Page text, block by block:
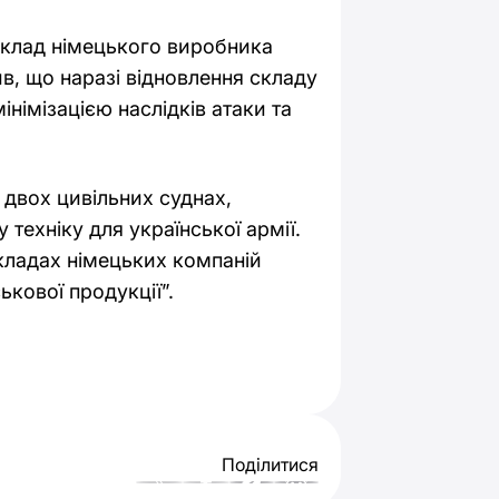
німецького виробника
що наразі відновлення складу
наслідків атаки та
цивільних суднах,
для української армії.
німецьких компаній
продукції”.
Поділитися